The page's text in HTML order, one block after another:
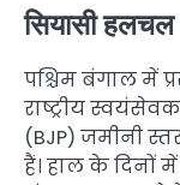
सियासी
पश्चिम बंगाल में
राष्ट्रीय
(BJP) जमीनी
हैं। हाल के दिनों